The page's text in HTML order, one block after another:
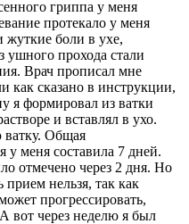
гриппа у меня
протекало у меня
боли в ухе,
ушного прохода стали
Врач прописал мне
как сказано в инструкции,
я формировал из ватки
и вставлял в ухо.
ватку. Общая
у меня составила 7 дней.
отмечено через 2 дня. Но
прием нельзя, так как
прогрессировать,
вот через неделю я был